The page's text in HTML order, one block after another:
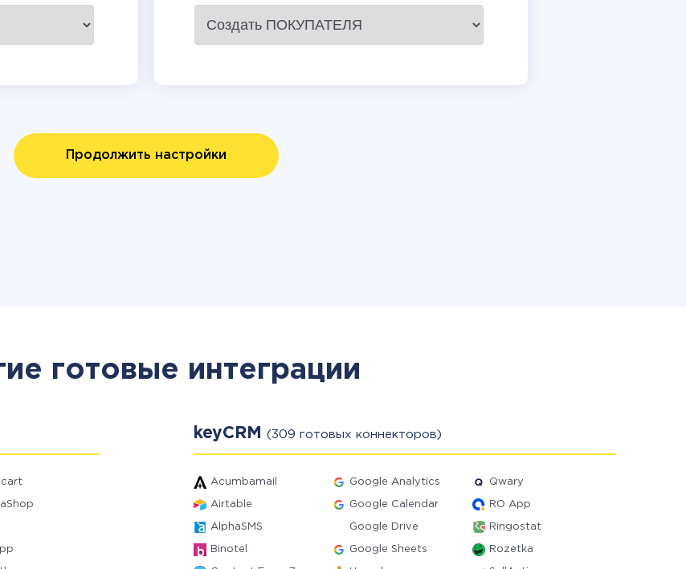
Продолжить настройки
готовые интеграции
keyCRM (309 готовых коннекторов)
Acumbamail Google Analytics Qwary
Airtable Google Calendar RO App
AlphaSMS Google Drive Ringostat
Binotel Google Sheets Rozetka